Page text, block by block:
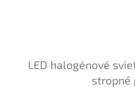
LED halogénové
stropné